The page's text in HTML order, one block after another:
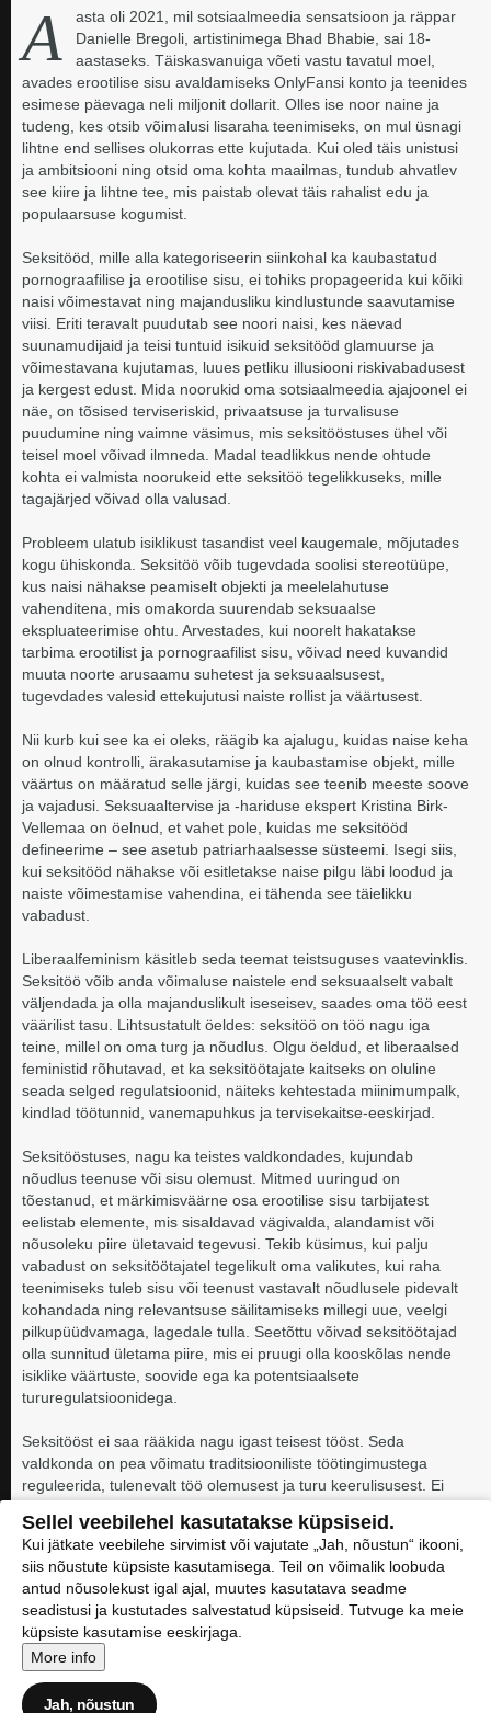
Maribel Uusmaa
10.04.2025
A
asta oli 2021, mil sotsiaalmeedia sensatsioon ja räppar
Danielle Bregoli, artistinimega Bhad Bhabie, sai 18-
aastaseks. Täiskasvanuiga võeti vastu tavatul moel,
avades erootilise sisu avaldamiseks OnlyFansi konto ja teenides
esimese päevaga neli miljonit dollarit. Olles ise noor naine ja
tudeng, kes otsib võimalusi lisaraha teenimiseks, on mul üsnagi
lihtne end sellises olukorras ette kujutada. Kui oled täis unistusi
ja ambitsiooni ning otsid oma kohta maailmas, tundub ahvatlev
see kiire ja lihtne tee, mis paistab olevat täis rahalist edu ja
populaarsuse kogumist.
Seksitööd, mille alla kategoriseerin siinkohal ka kaubastatud
pornograafilise ja erootilise sisu, ei tohiks propageerida kui kõiki
naisi võimestavat ning majandusliku kindlustunde saavutamise
viisi. Eriti teravalt puudutab see noori naisi, kes näevad
suunamudijaid ja teisi tuntuid isikuid seksitööd glamuurse ja
võimestavana kujutamas, luues petliku illusiooni riskivabadusest
ja kergest edust. Mida noorukid oma sotsiaalmeedia ajajoonel ei
näe, on tõsised terviseriskid, privaatsuse ja turvalisuse
puudumine ning vaimne väsimus, mis seksitööstuses ühel või
teisel moel võivad ilmneda. Madal teadlikkus nende ohtude
kohta ei valmista noorukeid ette seksitöö tegelikkuseks, mille
tagajärjed võivad olla valusad.
Probleem ulatub isiklikust tasandist veel kaugemale, mõjutades
kogu ühiskonda. Seksitöö võib tugevdada soolisi stereotüüpe,
kus naisi nähakse peamiselt objekti ja meelelahutuse
vahenditena, mis omakorda suurendab seksuaalse
ekspluateerimise ohtu. Arvestades, kui noorelt hakatakse
tarbima erootilist ja pornograafilist sisu, võivad need kuvandid
muuta noorte arusaamu suhetest ja seksuaalsusest,
tugevdades valesid ettekujutusi naiste rollist ja väärtusest.
Nii kurb kui see ka ei oleks, räägib ka ajalugu, kuidas naise keha
on olnud kontrolli, ärakasutamise ja kaubastamise objekt, mille
väärtus on määratud selle järgi, kuidas see teenib meeste soove
ja vajadusi. Seksuaaltervise ja -hariduse ekspert Kristina Birk-
Vellemaa on öelnud, et vahet pole, kuidas me seksitööd
defineerime – see asetub patriarhaalsesse süsteemi. Isegi siis,
kui seksitööd nähakse või esitletakse naise pilgu läbi loodud ja
naiste võimestamise vahendina, ei tähenda see täielikku
vabadust.
Liberaalfeminism käsitleb seda teemat teistsuguses vaatevinklis.
Seksitöö võib anda võimaluse naistele end seksuaalselt vabalt
väljendada ja olla majanduslikult iseseisev, saades oma töö eest
väärilist tasu. Lihtsustatult öeldes: seksitöö on töö nagu iga
teine, millel on oma turg ja nõudlus. Olgu öeldud, et liberaalsed
feministid rõhutavad, et ka seksitöötajate kaitseks on oluline
seada selged regulatsioonid, näiteks kehtestada miinimumpalk,
kindlad töötunnid, vanemapuhkus ja tervisekaitse-eeskirjad.
Seksitööstuses, nagu ka teistes valdkondades, kujundab
nõudlus teenuse või sisu olemust. Mitmed uuringud on
tõestanud, et märkimisväärne osa erootilise sisu tarbijatest
eelistab elemente, mis sisaldavad vägivalda, alandamist või
nõusoleku piire ületavaid tegevusi. Tekib küsimus, kui palju
vabadust on seksitöötajatel tegelikult oma valikutes, kui raha
teenimiseks tuleb sisu või teenust vastavalt nõudlusele pidevalt
kohandada ning relevantsuse säilitamiseks millegi uue, veelgi
pilkupüüdvamaga, lagedale tulla. Seetõttu võivad seksitöötajad
olla sunnitud ületama piire, mis ei pruugi olla kooskõlas nende
isiklike väärtuste, soovide ega ka potentsiaalsete
tururegulatsioonidega.
Seksitööst ei saa rääkida nagu igast teisest tööst. Seda
valdkonda on pea võimatu traditsiooniliste töötingimustega
reguleerida, tulenevalt töö olemusest ja turu keerulisusest. Ei
kindlustunde pakkumisest, kui turg on üles ehitatud kõikuva
nõudlusega süsteemile, mida toetab ajalooline naiste rõhumine
ja objektistamine.
Sellel veebilehel kasutatakse küpsiseid.
Kui jätkate veebilehe sirvimist või vajutate „Jah, nõustun“ ikooni,
siis nõustute küpsiste kasutamisega. Teil on võimalik loobuda
antud nõusolekust igal ajal, muutes kasutatava seadme
seadistusi ja kustutades salvestatud küpsiseid. Tutvuge ka meie
küpsiste kasutamise eeskirjaga.
More info
Jah, nõustun